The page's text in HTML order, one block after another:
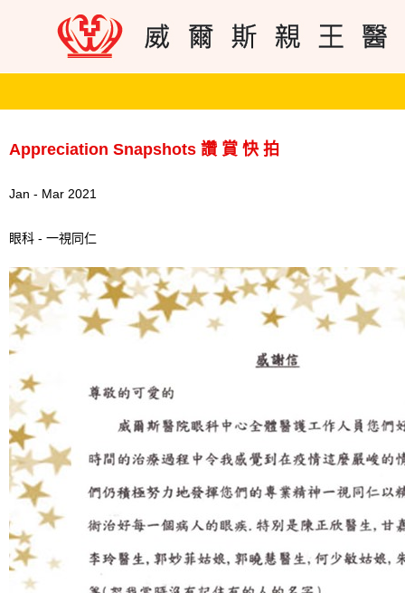
Appreciation Snapshots 讚 賞 快 拍
Jan - Mar 2021
眼科 - 一視同仁